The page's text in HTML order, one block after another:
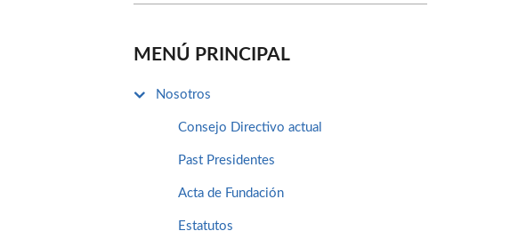
MENÚ PRINCIPAL
Nosotros
Consejo Directivo actual
Past Presidentes
Acta de Fundación
Estatutos